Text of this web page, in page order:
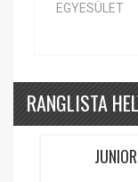
EGYESÜLET
RANGLISTA